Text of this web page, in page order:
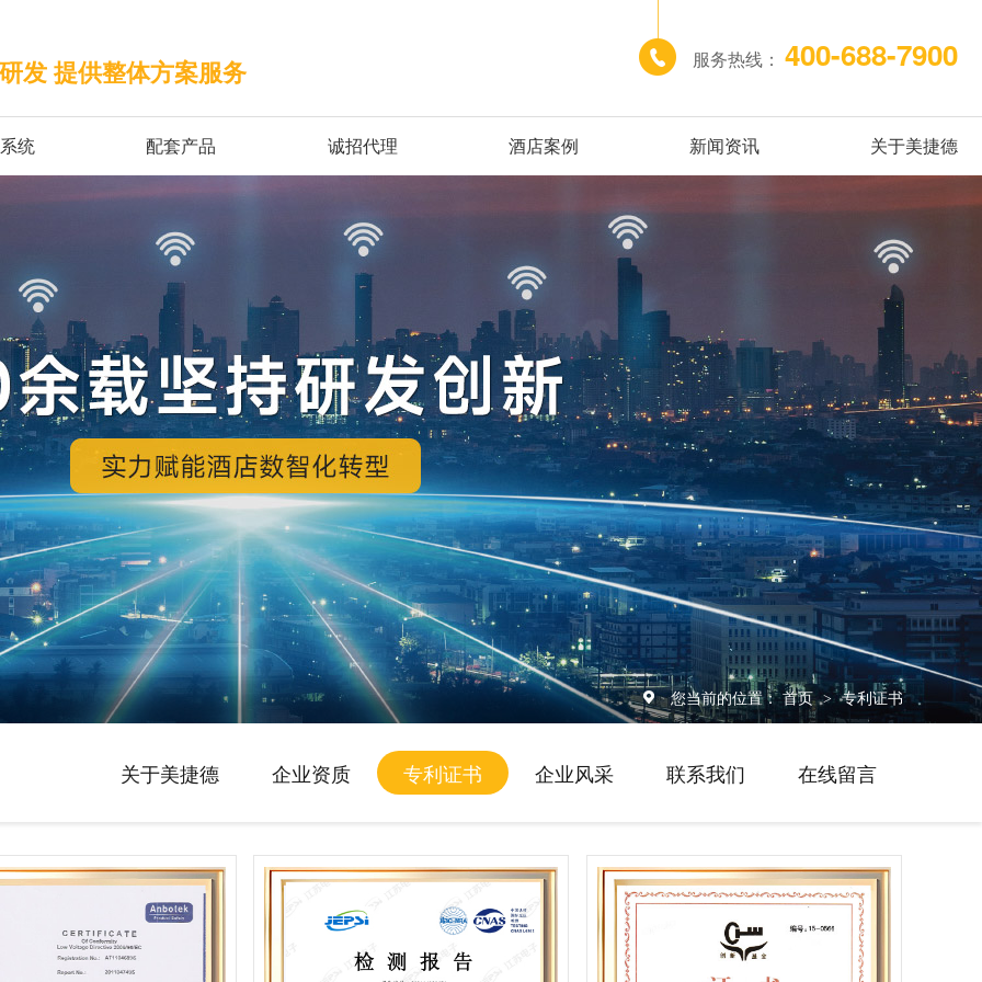
发 提供整体方案服务 服务热线： 400-688-7900
统 配套产品 诚招代理 酒店案例 新闻资讯 关于美捷德
您当前的位置： 首页 > 专利证书
关于美捷德 企业资质 专利证书 企业风采 联系我们 在线留言